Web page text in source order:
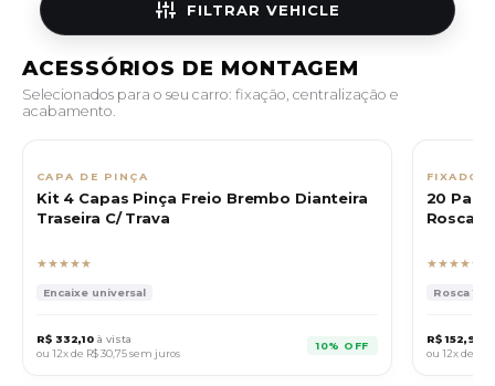
FILTRAR VEHICLE
ACESSÓRIOS DE MONTAGEM
Selecionados para o seu carro: fixação, centralização e
acabamento.
CAPA DE PINÇA
Kit 4 Capas Pinça Freio Brembo Dianteira
Traseira C/ Trava
★★★★★
Encaixe universal
R$ 332,10 à vista
ou 12x de R$ 30,75sem juros
10% OFF
20
Rosca
★★★★★
Rosca
R$ 152,91
ou 12x de